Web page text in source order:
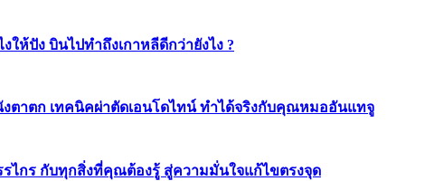
ให้ปัง บินไปทำถึงเกาหลีดีกว่ายังไง ?
ตาตก เทคนิคผ่าตัดเอนโดไทน์ ทำได้จริงกับคุณหมออันแทจู
รไกร กับทุกสิ่งที่คุณต้องรู้ สู่ความมั่นใจแก้ไขตรงจุด